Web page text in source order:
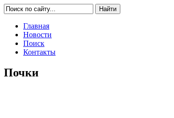
Главная
Новости
Поиск
Контакты
Почки